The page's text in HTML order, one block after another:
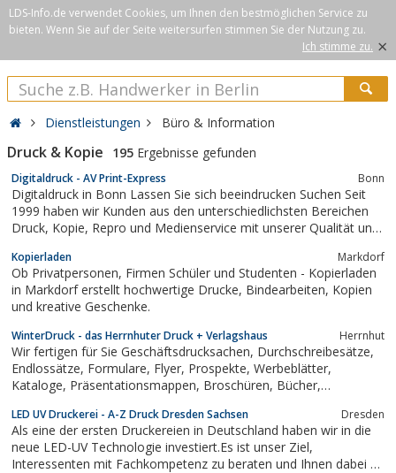
LDS-Info.de verwendet Cookies, um Ihnen den bestmöglichen Service zu
bieten. Wenn Sie auf der Seite weitersurfen stimmen Sie der Nutzung zu.
Ich stimme zu. ×
Dienstleistungen Büro & Information
Druck & Kopie 195 Ergebnisse gefunden
Digitaldruck - AV Print-Express Bonn
Digitaldruck in Bonn Lassen Sie sich beeindrucken Suchen Seit
1999 haben wir Kunden aus den unterschiedlichsten Bereichen
Druck, Kopie, Repro und Medienservice mit unserer Qualität und
Präsentationssysteme Sticker / Holosticker Fahrzeugbeschriftung
Profilbuchstaben /...
Kopierladen Markdorf
Ob Privatpersonen, Firmen Schüler und Studenten - Kopierladen
in Markdorf erstellt hochwertige Drucke, Bindearbeiten, Kopien
und kreative Geschenke.
WinterDruck - das Herrnhuter Druck + Verlagshaus Herrnhut
Wir fertigen für Sie Geschäftsdrucksachen, Durchschreibesätze,
Endlossätze, Formulare, Flyer, Prospekte, Werbeblätter,
Kataloge, Präsentationsmappen, Broschüren, Bücher,
Schreibtischunterlagen, Aufkleber, Etiketten, Verpackungen und
Plakate.
LED UV Druckerei - A-Z Druck Dresden Sachsen Dresden
Als eine der ersten Druckereien in Deutschland haben wir in die
neue LED-UV Technologie investiert.Es ist unser Ziel,
Interessenten mit Fachkompetenz zu beraten und Ihnen dabei zu